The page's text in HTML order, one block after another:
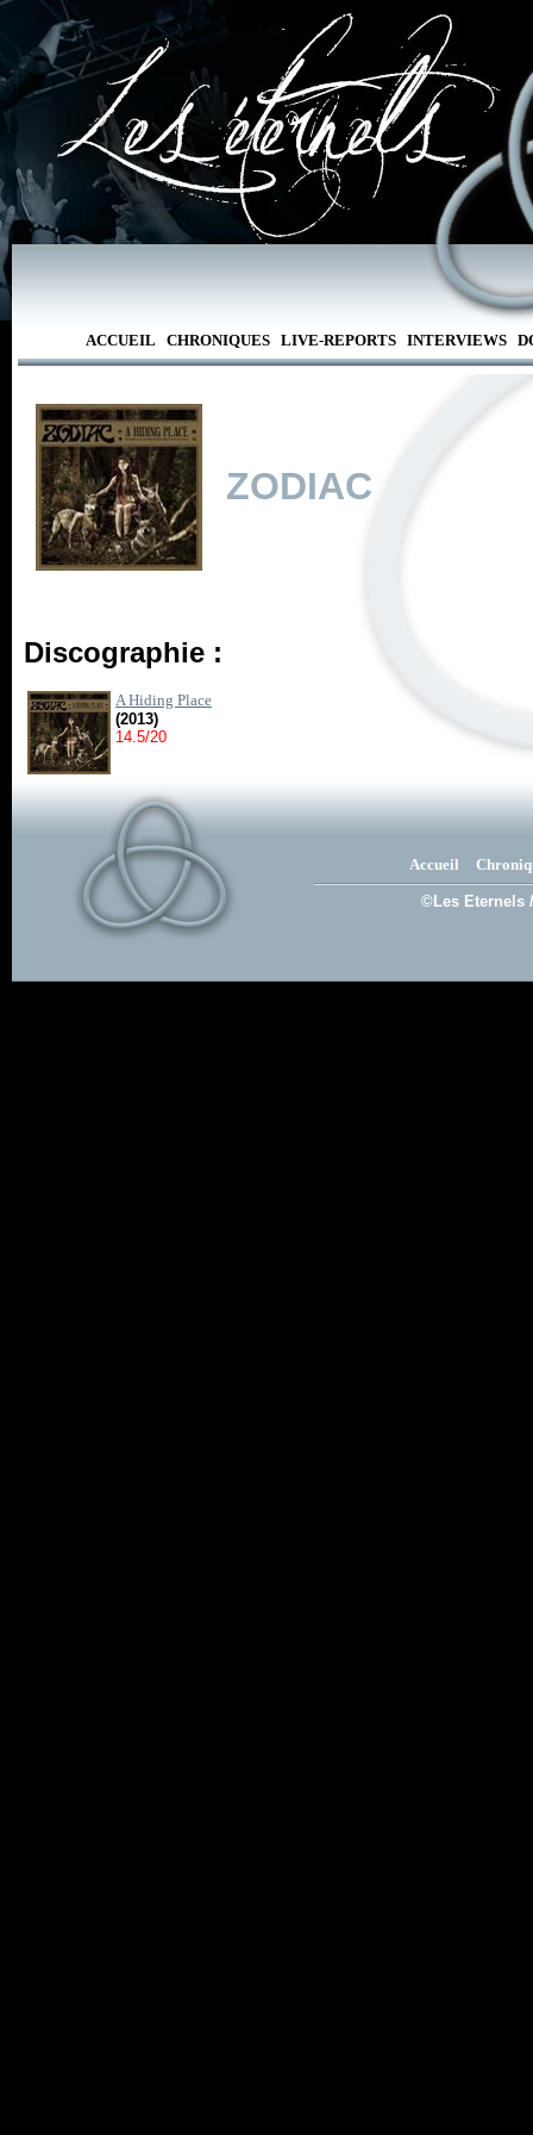
ACCUEIL CHRONIQUES LIVE-REPORTS INTERVIEWS
ZODIAC
Discographie :
A Hiding Place
(2013)
14.5/20
Accueil
©Les Eternels